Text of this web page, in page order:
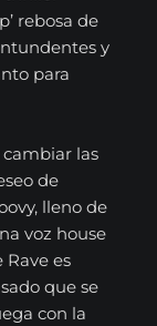
rebosa de
y
para
las
de
lleno de
voz house
es
que se
con la